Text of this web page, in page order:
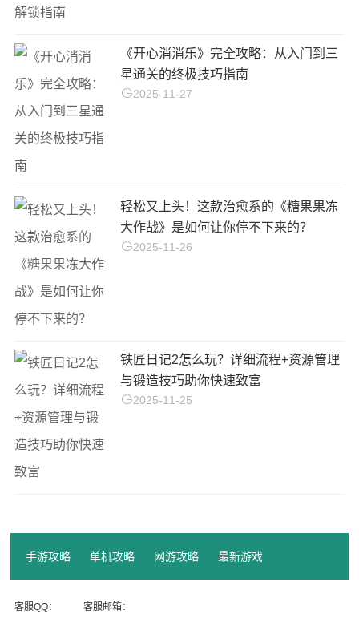
《开心消消乐》完全攻略：从入门到三
星通关的终极技巧指南
2025-11-27
轻松又上头！这款治愈系的《糖果果冻
大作战》是如何让你停不下来的？
2025-11-26
铁匠日记2怎么玩？详细流程+资源管理
与锻造技巧助你快速致富
2025-11-25
手游攻略 单机攻略 网游攻略 最新游戏
客服QQ： 客服邮箱：